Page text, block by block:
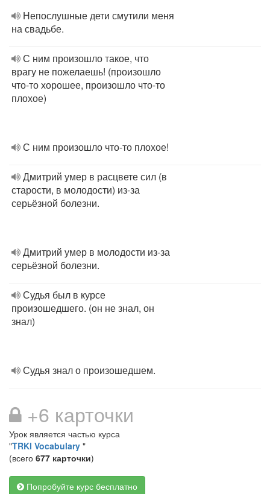
Непослушные дети смутили меня
на свадьбе.
С ним произошло такое, что
врагу не пожелаешь! (произошло
что-то хорошее, произошло что-то
плохое)
С ним произошло что-то плохое!
Дмитрий умер в расцвете сил (в
старости, в молодости) из-за
серьёзной болезни.
Дмитрий умер в молодости из-за
серьёзной болезни.
Судья был в курсе
произошедшего. (он не знал, он
знал)
Судья знал о произошедшем.
+6 карточки
Урок является частью курса
"TRKI Vocabulary "
(всего 677 карточки)
Попробуйте курс бесплатно